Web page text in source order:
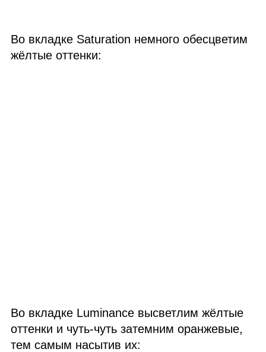
Во вкладке Saturation немного обесцветим
жёлтые оттенки:
Во вкладке Luminance высветлим жёлтые
оттенки и чуть‑чуть затемним оранжевые,
тем самым насытив их: